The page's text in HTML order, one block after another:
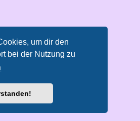
um dir den
bei der Nutzung zu